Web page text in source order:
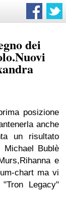
dei
posizione
anche
un risultato
Michael Bublè
e
chart ma vi
Legacy"